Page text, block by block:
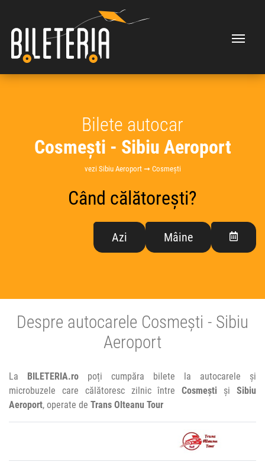
Bilete autocar
Cosmești - Sibiu Aeroport
vezi Sibiu Aeroport ➞ Cosmești
Când călătorești?
Azi Mâine
Despre autocarele Cosmești - Sibiu
Aeroport
La BILETERIA.ro poți cumpăra bilete la autocarele și
microbuzele care călătoresc zilnic întreCosmești șiSibiu
Aeroport, operate de Trans Olteanu Tour